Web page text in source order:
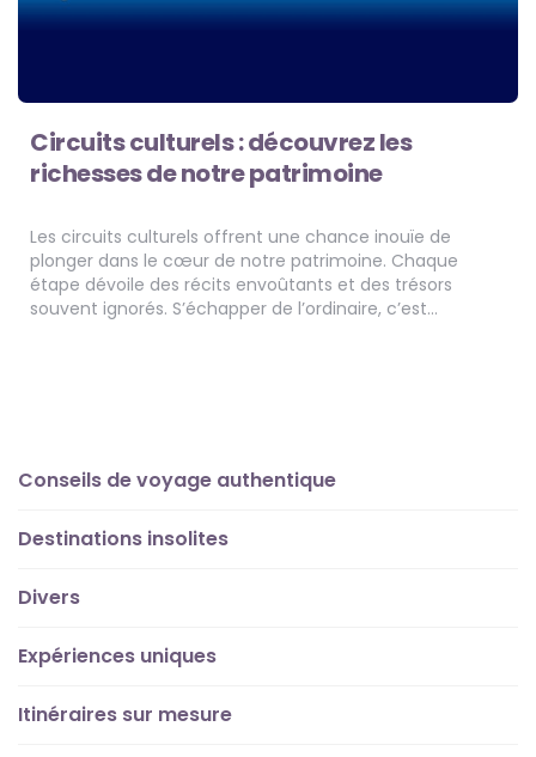
Circuits culturels : découvrez les
richesses de notre patrimoine
Les circuits culturels offrent une chance inouïe de
plonger dans le cœur de notre patrimoine. Chaque
étape dévoile des récits envoûtants et des trésors
souvent ignorés. S’échapper de l’ordinaire, c’est…
Conseils de voyage authentique
Destinations insolites
Divers
Expériences uniques
Itinéraires sur mesure